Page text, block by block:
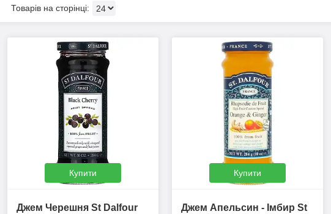
Купити
Джем Черешня St Dalfour
Купити
Джем Апельсин - Імбир St